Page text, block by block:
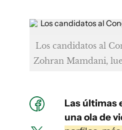
Los candidatos al
Zohran Mamdani,
Las últimas
una ola de